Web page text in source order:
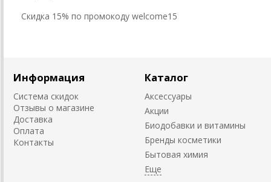
Cкидка 15% по промокоду welcome15
Информация
Система скидок
Отзывы о магазине
Доставка
Оплата
Контакты
Каталог
Аксессуары
Акции
Биодобавки и витамины
Бренды косметики
Бытовая химия